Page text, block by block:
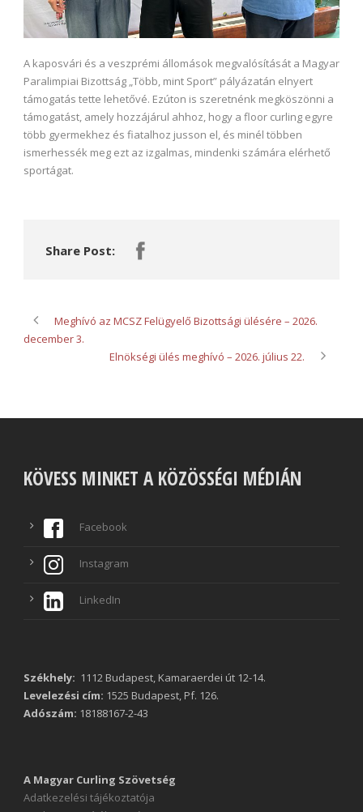
A kaposvári és a veszprémi állomások megvalósítását a Magyar
Paralimpiai Bizottság „Több, mint Sport” pályázatán elnyert
támogatás tette lehetővé. Ezúton is szeretnénk megköszönni a
támogatást, amely hozzájárul ahhoz, hogy a floor curling egyre
több gyermekhez és fiatalhoz jusson el, és minél többen
ismerhessék meg ezt az izgalmas, mindenki számára elérhető
sportágat.
Share Post:
Meghívó az MCSZ Felügyelő Bizottsági ülésére – 2026.
december 3.
Elnökségi ülés meghívó – 2026. július 22.
KÖVESS MINKET A KÖZÖSSÉGI MÉDIÁN
Facebook
Instagram
LinkedIn
Székhely: 1112 Budapest, Kamaraerdei út 12-14.
Levelezési cím: 1525 Budapest, Pf. 126.
Adószám: 18188167-2-43
A Magyar Curling Szövetség
Adatkezelési tájékoztatója